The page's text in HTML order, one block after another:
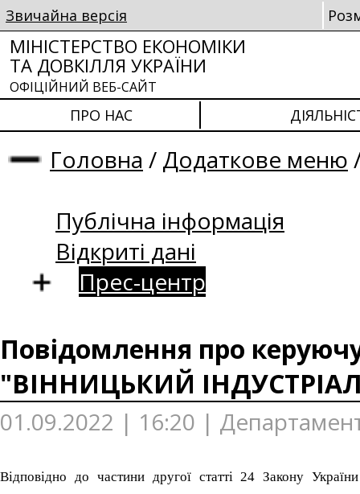
Звичайна версія
МІНІСТЕРСТВО ЕКОНОМІКИ
ТА ДОВКІЛЛЯ УКРАЇНИ
ОФІЦІЙНИЙ ВЕБ-САЙТ
ПРО НАС
Головна / Додаткове меню
Публічна інформація
Відкриті дані
Прес-центр
Повідомлення про
"ВІННИЦЬКИЙ
01.09.2022 | 16:20 | Департамент
Відповідно до частини другої статті 24 Закону